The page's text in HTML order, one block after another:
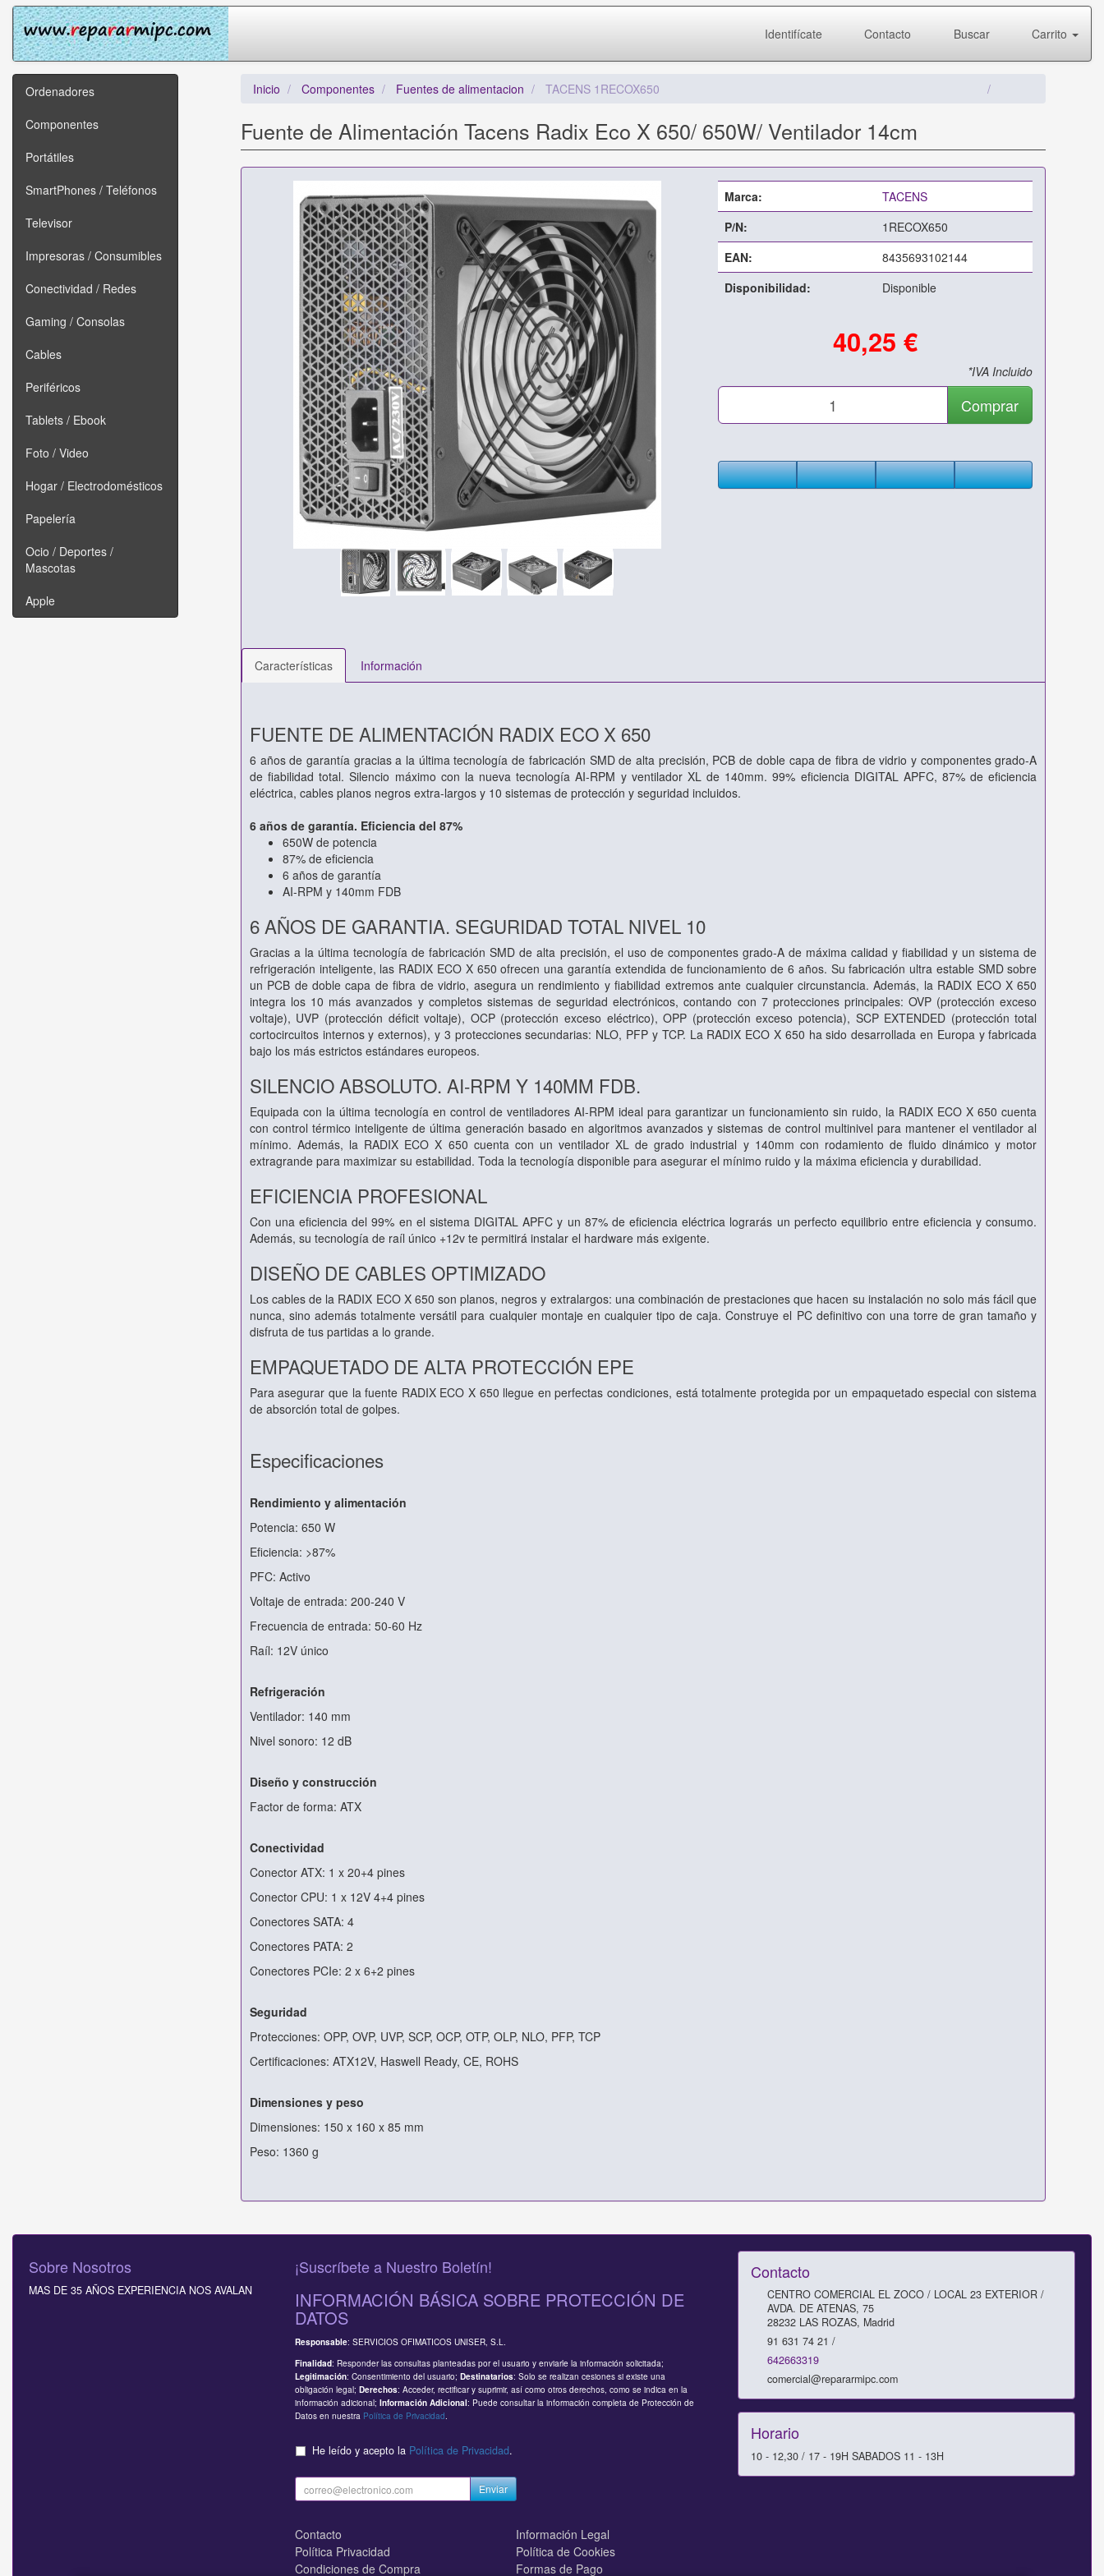
Identifícate Contacto Buscar Carrito
Ordenadores
Componentes
Portátiles
SmartPhones / Teléfonos
Televisor
Impresoras / Consumibles
Conectividad / Redes
Gaming / Consolas
Cables
Periféricos
Tablets / Ebook
Foto / Video
Hogar / Electrodomésticos
Papelería
Ocio / Deportes /
Mascotas
Apple
Inicio Componentes Fuentes de alimentacion TACENS 1RECOX650
Fuente de Alimentación Tacens Radix Eco X 650/ 650W/ Ventilador 14cm
Marca:
TACENS
P/N:
1RECOX650
EAN:
8435693102144
Disponibilidad:
Disponible
40,25 €
*IVA Incluido
Comprar
Características Información
FUENTE DE ALIMENTACIÓN RADIX ECO X 650
6 años de garantía gracias a la última tecnología de fabricación SMD de alta precisión, PCB de doble capa de fibra de vidrio y componentes grado-A
de fiabilidad total. Silencio máximo con la nueva tecnología AI-RPM y ventilador XL de 140mm. 99% eficiencia DIGITAL APFC, 87% de eficiencia
eléctrica, cables planos negros extra-largos y 10 sistemas de protección y seguridad incluidos.
6 años de garantía. Eficiencia del 87%
650W de potencia
87% de eficiencia
6 años de garantía
AI-RPM y 140mm FDB
6 AÑOS DE GARANTIA. SEGURIDAD TOTAL NIVEL 10
Gracias a la última tecnología de fabricación SMD de alta precisión, el uso de componentes grado-A de máxima calidad y fiabilidad y un sistema de
refrigeración inteligente, las RADIX ECO X 650 ofrecen una garantía extendida de funcionamiento de 6 años. Su fabricación ultra estable SMD sobre
un PCB de doble capa de fibra de vidrio, asegura un rendimiento y fiabilidad extremos ante cualquier circunstancia. Además, la RADIX ECO X 650
integra los 10 más avanzados y completos sistemas de seguridad electrónicos, contando con 7 protecciones principales: OVP (protección exceso
voltaje), UVP (protección déficit voltaje), OCP (protección exceso eléctrico), OPP (protección exceso potencia), SCP EXTENDED (protección total
cortocircuitos internos y externos), y 3 protecciones secundarias: NLO, PFP y TCP. La RADIX ECO X 650 ha sido desarrollada en Europa y fabricada
bajo los más estrictos estándares europeos.
SILENCIO ABSOLUTO. AI-RPM Y 140MM FDB.
Equipada con la última tecnología en control de ventiladores AI-RPM ideal para garantizar un funcionamiento sin ruido, la RADIX ECO X 650 cuenta
con control térmico inteligente de última generación basado en algoritmos avanzados y sistemas de control multinivel para mantener el ventilador al
mínimo. Además, la RADIX ECO X 650 cuenta con un ventilador XL de grado industrial y 140mm con rodamiento de fluido dinámico y motor
extragrande para maximizar su estabilidad. Toda la tecnología disponible para asegurar el mínimo ruido y la máxima eficiencia y durabilidad.
EFICIENCIA PROFESIONAL
Con una eficiencia del 99% en el sistema DIGITAL APFC y un 87% de eficiencia eléctrica lograrás un perfecto equilibrio entre eficiencia y consumo.
Además, su tecnología de raíl único +12v te permitirá instalar el hardware más exigente.
DISEÑO DE CABLES OPTIMIZADO
Los cables de la RADIX ECO X 650 son planos, negros y extralargos: una combinación de prestaciones que hacen su instalación no solo más fácil que
nunca, sino además totalmente versátil para cualquier montaje en cualquier tipo de caja. Construye el PC definitivo con una torre de gran tamaño y
disfruta de tus partidas a lo grande.
EMPAQUETADO DE ALTA PROTECCIÓN EPE
Para asegurar que la fuente RADIX ECO X 650 llegue en perfectas condiciones, está totalmente protegida por un empaquetado especial con sistema
de absorción total de golpes.
Especificaciones
Rendimiento y alimentación
Potencia: 650 W
Eficiencia: >87%
PFC: Activo
Voltaje de entrada: 200-240 V
Frecuencia de entrada: 50-60 Hz
Raíl: 12V único
Refrigeración
Ventilador: 140 mm
Nivel sonoro: 12 dB
Diseño y construcción
Factor de forma: ATX
Conectividad
Conector ATX: 1 x 20+4 pines
Conector CPU: 1 x 12V 4+4 pines
Conectores SATA: 4
Conectores PATA: 2
Conectores PCIe: 2 x 6+2 pines
Seguridad
Protecciones: OPP, OVP, UVP, SCP, OCP, OTP, OLP, NLO, PFP, TCP
Certificaciones: ATX12V, Haswell Ready, CE, ROHS
Dimensiones y peso
Dimensiones: 150 x 160 x 85 mm
Peso: 1360 g
Sobre Nosotros
MAS DE 35 AÑOS EXPERIENCIA NOS AVALAN
¡Suscríbete a Nuestro Boletín!
INFORMACIÓN BÁSICA SOBRE PROTECCIÓN DE
DATOS
Responsable: SERVICIOS OFIMATICOS UNISER, S.L.
Finalidad: Responder las consultas planteadas por el usuario y enviarle la información solicitada;
Legitimación: Consentimiento del usuario; Destinatarios: Solo se realizan cesiones si existe una
obligación legal; Derechos: Acceder, rectificar y suprimir, así como otros derechos, como se indica en la
información adicional; Información Adicional: Puede consultar la información completa de Protección de
Datos en nuestra Política de Privacidad.
He leído y acepto la Política de Privacidad.
Enviar
Contacto
Información Legal
Política Privacidad
Política de Cookies
Condiciones de Compra
Formas de Pago
Contacto
CENTRO COMERCIAL EL ZOCO / LOCAL 23 EXTERIOR /
AVDA. DE ATENAS, 75
28232 LAS ROZAS, Madrid
91 631 74 21 /
642663319
comercial@repararmipc.com
Horario
10 - 12,30 / 17 - 19H SABADOS 11 - 13H